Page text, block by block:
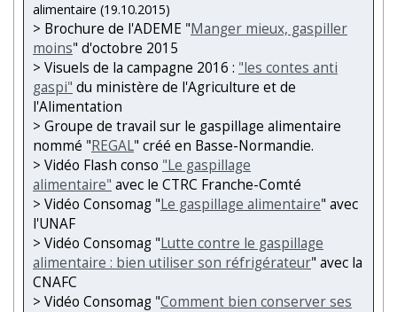
alimentaire (19.10.2015)
> Brochure de l'ADEME "Manger mieux, gaspiller
moins" d'octobre 2015
> Visuels de la campagne 2016 : "les contes anti
gaspi" du ministère de l'Agriculture et de
l'Alimentation
> Groupe de travail sur le gaspillage alimentaire
nommé "REGAL" créé en Basse-Normandie.
> Vidéo Flash conso "Le gaspillage
alimentaire" avec le CTRC Franche-Comté
> Vidéo Consomag "Le gaspillage alimentaire" avec
l'UNAF
> Vidéo Consomag "Lutte contre le gaspillage
alimentaire : bien utiliser son réfrigérateur" avec la
CNAFC
> Vidéo Consomag "Comment bien conserver ses